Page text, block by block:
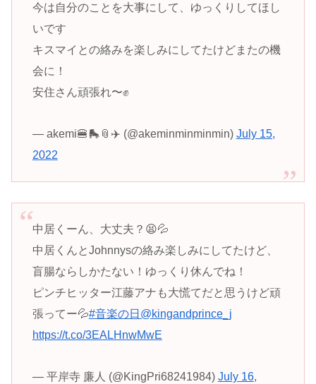
今は自分のことを大事にして、ゆっくりしてほし
いです
キスマイとの絡みを楽しみにしてたけどまたの機
会に！
安住さん頑張れ〜✊
— akemi🍔🛼📎✈️ (@akeminminminmin) July 15,
2022
中居くーん、大丈夫？😫💦
中居くんとJohnnysの絡み楽しみにしてたけど、
盲腸ならしかたない！ゆっくり休んでね！
ピンチヒッター江藤アナも大慌てだと思うけど頑
張ってー💦#音楽の日 @kingandprince_j
https://t.co/3EALHnwMwE
— 平岸寺 廉人 (@KingPri68241984) July 16,